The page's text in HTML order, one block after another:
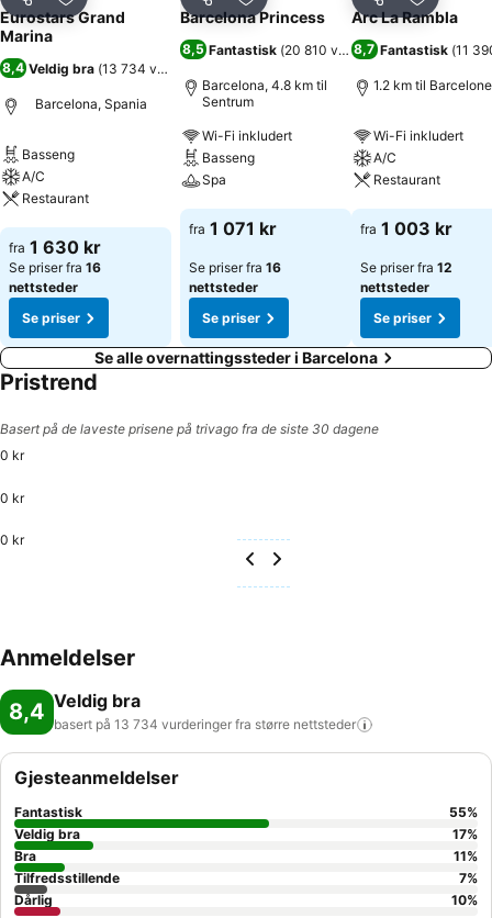
Del Legg til i favoritter
Eurostars Grand
Marina
8,4 Veldig bra (13 734 vurderinger
Barcelona, Spania
Basseng
A/C
Restaurant
Se priser
fra 1 630 kr
Se priser fra 16
nettsteder
Se priser
Del Legg til i favoritter
Barcelona Princess
8,5 Fantastisk (20 810 vurderinger)
Barcelona, 4.8 km til
Sentrum
Wi-Fi inkludert
Basseng
Spa
Se priser
fra 1 071 kr
Se priser fra 16
nettsteder
Se priser
Del Legg til
Arc La Rambla
8,7 Fantastisk (11
1.2 km til
Wi-Fi inkludert
A/C
Restaurant
Se priser
fra 1 003 kr
Se priser fra 12
nettsteder
Se priser
Se alle overnattingssteder i Barcelona
Pristrend
Basert på de laveste prisene på trivago fra de siste 30 dagene
0 kr
0 kr
0 kr
Anmeldelser
8,4 Veldig bra
basert på 13 734 vurderinger fra større nettsteder
Gjesteanmeldelser
Fantastisk 55%
Veldig bra
17%
Bra
11%
Tilfredsstillende
7%
Dårlig
10%